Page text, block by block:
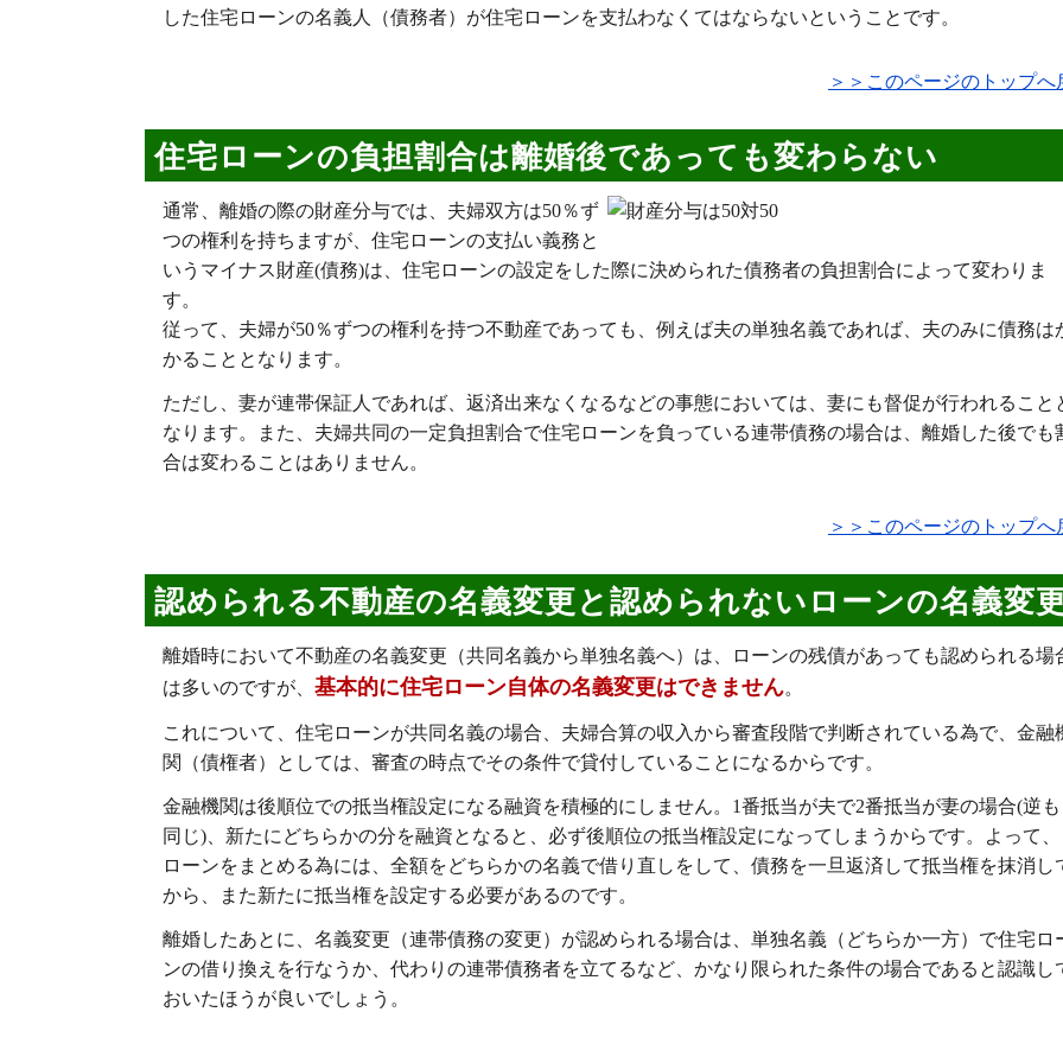
した住宅ローンの名義人（債務者）が住宅ローンを支払わなくてはならないということです。
＞＞このページのトップへ
住宅ローンの負担割合は離婚後であっても変わらない
通常、離婚の際の財産分与では、夫婦双方は50％ず
つの権利を持ちますが、住宅ローンの支払い義務と
いうマイナス財産(債務)は、住宅ローンの設定をした際に決められた債務者の負担割合によって変わりま
す。
従って、夫婦が50％ずつの権利を持つ不動産であっても、例えば夫の単独名義であれば、夫のみに債務は
かることとなります。
ただし、妻が連帯保証人であれば、返済出来なくなるなどの事態においては、妻にも督促が行われること
なります。また、夫婦共同の一定負担割合で住宅ローンを負っている連帯債務の場合は、離婚した後でも
合は変わることはありません。
＞＞このページのトップへ
認められる不動産の名義変更と認められないローンの名義変
離婚時において不動産の名義変更（共同名義から単独名義へ）は、ローンの残債があっても認められる場
は多いのですが、 基本的に住宅ローン自体の名義変更はできません。
これについて、住宅ローンが共同名義の場合、夫婦合算の収入から審査段階で判断されている為で、金融
関（債権者）としては、審査の時点でその条件で貸付していることになるからです。
金融機関は後順位での抵当権設定になる融資を積極的にしません。1番抵当が夫で2番抵当が妻の場合(逆も
同じ)、新たにどちらかの分を融資となると、必ず後順位の抵当権設定になってしまうからです。よって、
ローンをまとめる為には、全額をどちらかの名義で借り直しをして、債務を一旦返済して抵当権を抹消し
から、また新たに抵当権を設定する必要があるのです。
離婚したあとに、名義変更（連帯債務の変更）が認められる場合は、単独名義（どちらか一方）で住宅ロ
ンの借り換えを行なうか、代わりの連帯債務者を立てるなど、かなり限られた条件の場合であると認識し
おいたほうが良いでしょう。